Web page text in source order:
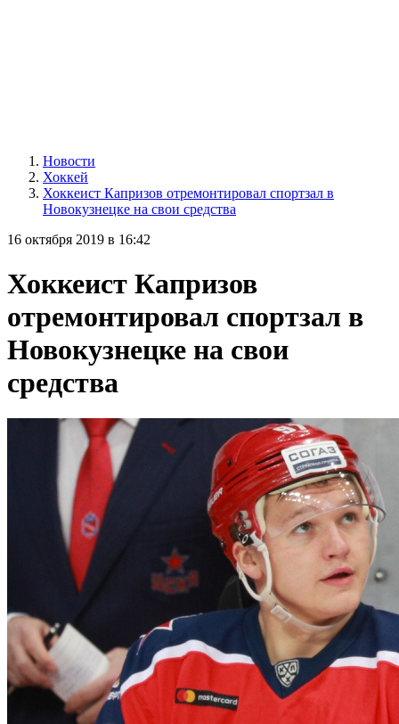
Новости
Хоккей
Хоккеист Капризов отремонтировал спортзал в
Новокузнецке на свои средства
16 октября 2019 в 16:42
Хоккеист Капризов
отремонтировал спортзал в
Новокузнецке на свои
средства